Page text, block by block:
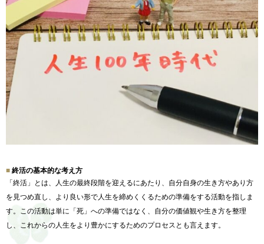
終活の基本的な考え方
「終活」とは、人生の最終段階を迎えるにあたり、 自分自身の生き方やあり方
を見つめ直し、 より良い形で人生を締めくくるための準備をする活動を指しま
す。 この活動は単に「死」への準備ではなく、 自分の価値観や生き方を整理
し、 これからの人生をより豊かにするためのプロセスとも言えます。